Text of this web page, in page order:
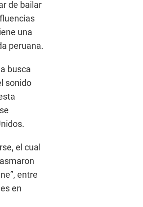
de bailar
una
peruana.
busca
sonido
el cual
entre
en